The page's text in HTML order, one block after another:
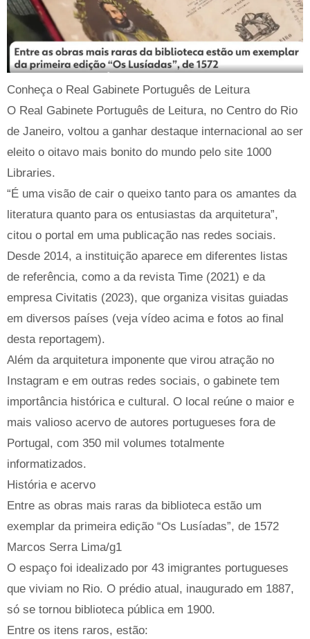
Conheça o Real Gabinete Português de Leitura
O Real Gabinete Português de Leitura, no Centro do Rio
de Janeiro, voltou a ganhar destaque internacional ao ser
eleito o oitavo mais bonito do mundo pelo site 1000
Libraries.
“É uma visão de cair o queixo tanto para os amantes da
literatura quanto para os entusiastas da arquitetura”,
citou o portal em uma publicação nas redes sociais.
Desde 2014, a instituição aparece em diferentes listas
de referência, como a da revista Time (2021) e da
empresa Civitatis (2023), que organiza visitas guiadas
em diversos países (veja vídeo acima e fotos ao final
desta reportagem).
Além da arquitetura imponente que virou atração no
Instagram e em outras redes sociais, o gabinete tem
importância histórica e cultural. O local reúne o maior e
mais valioso acervo de autores portugueses fora de
Portugal, com 350 mil volumes totalmente
informatizados.
História e acervo
Entre as obras mais raras da biblioteca estão um
exemplar da primeira edição “Os Lusíadas”, de 1572
Marcos Serra Lima/g1
O espaço foi idealizado por 43 imigrantes portugueses
que viviam no Rio. O prédio atual, inaugurado em 1887,
só se tornou biblioteca pública em 1900.
Entre os itens raros, estão: